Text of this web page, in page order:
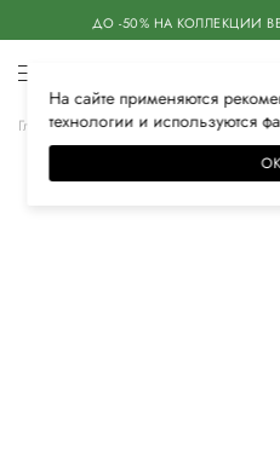
ДО -50% НА КОЛЛЕКЦИИ
Главная Женская Обувь
На сайте применяются
технологии и используются